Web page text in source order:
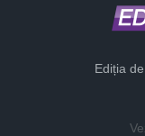
Ediția